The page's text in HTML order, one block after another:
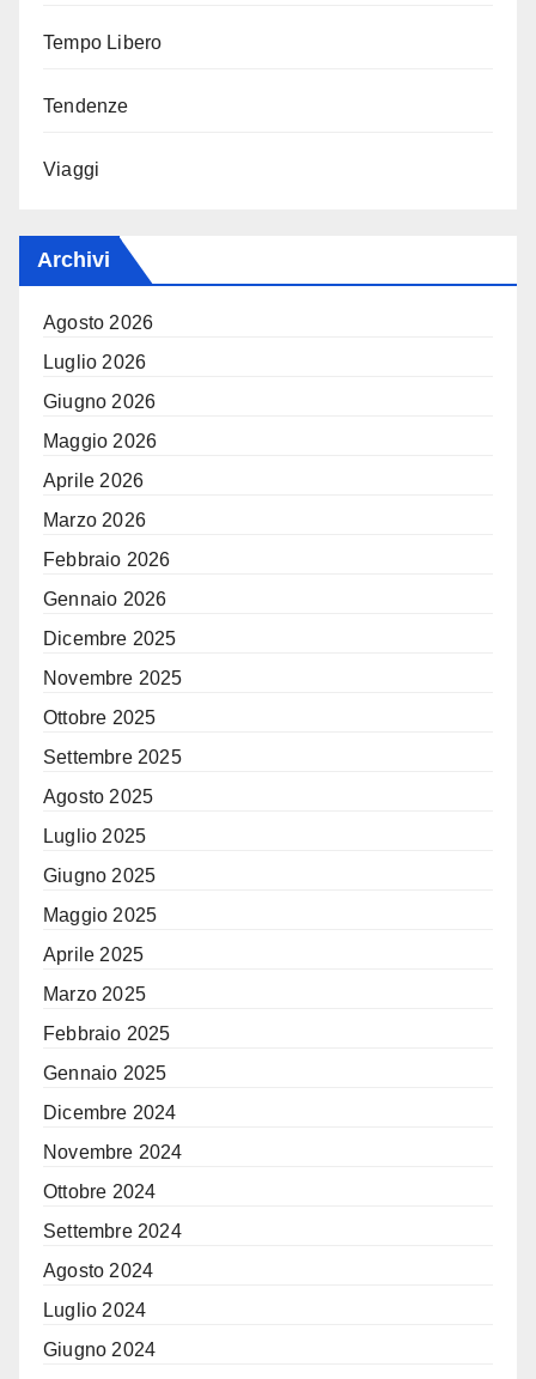
Tempo Libero
Tendenze
Viaggi
Archivi
Agosto 2026
Luglio 2026
Giugno 2026
Maggio 2026
Aprile 2026
Marzo 2026
Febbraio 2026
Gennaio 2026
Dicembre 2025
Novembre 2025
Ottobre 2025
Settembre 2025
Agosto 2025
Luglio 2025
Giugno 2025
Maggio 2025
Aprile 2025
Marzo 2025
Febbraio 2025
Gennaio 2025
Dicembre 2024
Novembre 2024
Ottobre 2024
Settembre 2024
Agosto 2024
Luglio 2024
Giugno 2024